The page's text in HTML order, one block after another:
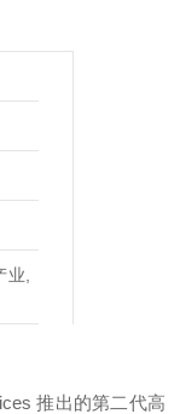
,
推出的第二代高